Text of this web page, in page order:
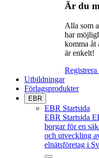
Är du
Alla som
har
komma åt
är enkelt!
Utbildningar
Förlagsprodukter
EBR
EBR Startsida
EBR Startsida
borgar för en
och utveckling
elnätsföretag i